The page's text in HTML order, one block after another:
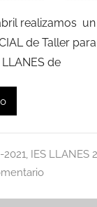
realizamos un
de Taller
de
2021, IES LLANES